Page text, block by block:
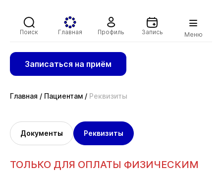
Поиск Главная Профиль Запись Меню
Записаться на приём
Главная / Пациентам / Реквизиты
Документы Реквизиты
ТОЛЬКО ДЛЯ ОПЛАТЫ ФИЗИЧЕСКИМ